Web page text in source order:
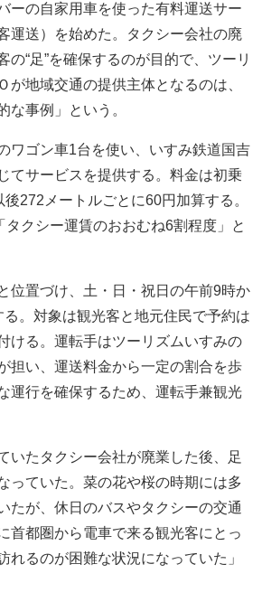
ーの自家用車を使った有料運送サー
運送）を始めた。タクシー会社の廃
の“足”を確保するのが目的で、ツーリ
が地域交通の提供主体となるのは、
な事例」という。
ワゴン車1台を使い、いすみ鉄道国吉
てサービスを提供する。料金は初乗
272メートルごとに60円加算する。
クシー運賃のおおむね6割程度」と
位置づけ、土・日・祝日の午前9時か
。対象は観光客と地元住民で予約は
ける。運転手はツーリズムいすみの
担い、運送料金から一定の割合を歩
運行を確保するため、運転手兼観光
いたタクシー会社が廃業した後、足
っていた。菜の花や桜の時期には多
たが、休日のバスやタクシーの交通
首都圏から電車で来る観光客にとっ
れるのが困難な状況になっていた」